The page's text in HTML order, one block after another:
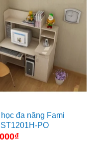
học đa năng Fami
ST1201H-PO
₫